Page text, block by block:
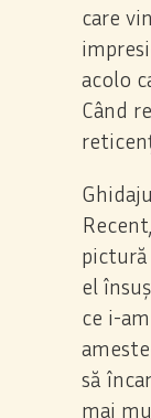
care
acolo
Când
el
ce i-
să
mai